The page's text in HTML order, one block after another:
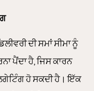
ਦੀ ਸਮਾਂ ਸੀਮਾ ਨੂੰ
ਪੈਂਦਾ ਹੈ, ਜਿਸ ਕਾਰਨ
ਹੋ ਸਕਦੀ ਹੈ। ਇੱਕ